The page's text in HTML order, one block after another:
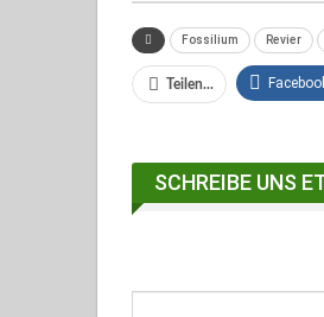
Fossilium Revier
Teilen...
SCHREIBE UNS